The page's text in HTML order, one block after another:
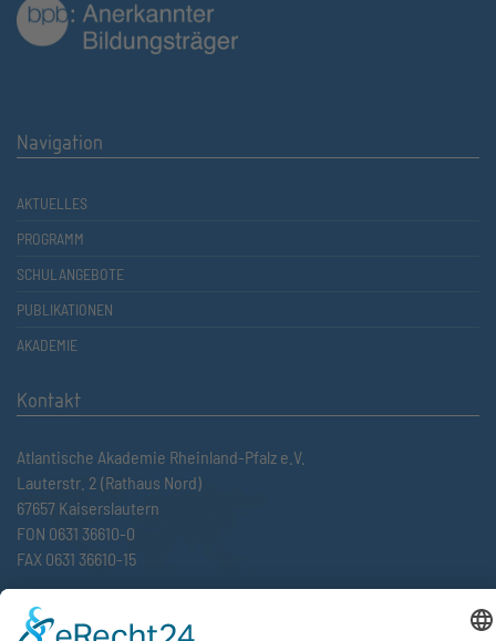
Navigation
AKTUELLES
PROGRAMM
SCHULANGEBOTE
PUBLIKATIONEN
AKADEMIE
Kontakt
Atlantische Akademie Rheinland-Pfalz e.V.
Lauterstr. 2 (Rathaus Nord)
67657 Kaiserslautern
FON 0631 36610-0
FAX 0631 36610-15